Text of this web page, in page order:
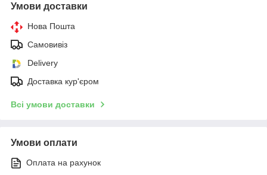
Умови доставки
Нова Пошта
Самовивіз
Delivery
Доставка кур'єром
Всі умови доставки
Умови оплати
Оплата на рахунок